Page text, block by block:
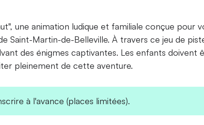
une animation ludique et familiale conçue pour
Saint-Martin-de-Belleville. À travers ce jeu de
des énigmes captivantes. Les enfants doivent
pleinement de cette aventure.
à l'avance (places limitées).